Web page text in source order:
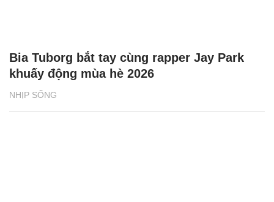
NHỊP SỐNG
Bia Tuborg bắt tay cùng rapper Jay Park
khuấy động mùa hè 2026